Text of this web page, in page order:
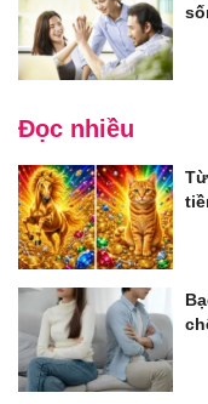
Đọc nhiều